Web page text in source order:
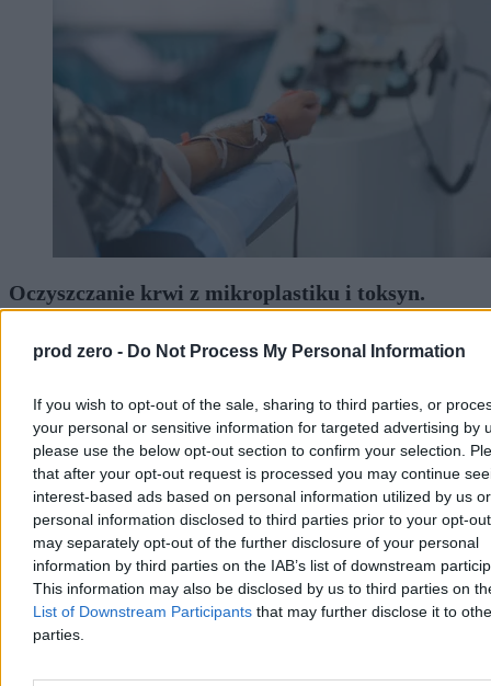
prod zero - Do Not Process My Personal Information
If you wish to opt-out of the sale, sharing to third parties, or
your personal or sensitive information for targeted advertising by
please use the below opt-out section to confirm your selection.
that after your opt-out request is processed you may continue
interest-based ads based on personal information utilized by us or
personal information disclosed to third parties prior to your opt-
may separately opt-out of the further disclosure of your personal
information by third parties on the IAB’s list of downstream
This information may also be disclosed by us to third parties on
List of Downstream Participants that may further disclose it to
parties.
Oczyszczanie krwi z mikroplastiku i toksyn.
Obiecujące badania niemieckich naukowców
Naukowcy z uczelni w Dreźnie natrafili na nowe zastosowanie
głównie w chorobach układu krążenia i autoimmunologicznych,
może skutecznie filtrować z ludzkiej krwi mikroplastik oraz
toksyczne związki PFAS.
Tomasz Pałasz
04.08.2026
3 min
Reklama
Reklama